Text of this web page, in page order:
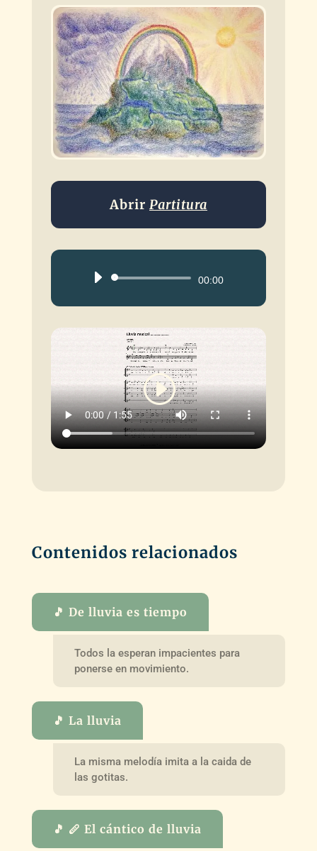
Abrir Partitura
Reproductor00:00
Contenidos relacionados
🎵 De lluvia es tiempo
Todos la esperan impacientes para
ponerse en movimiento.
🎵 La lluvia
La misma melodía imita a la caida de
las gotitas.
🎵 🪈 El cántico de lluvia